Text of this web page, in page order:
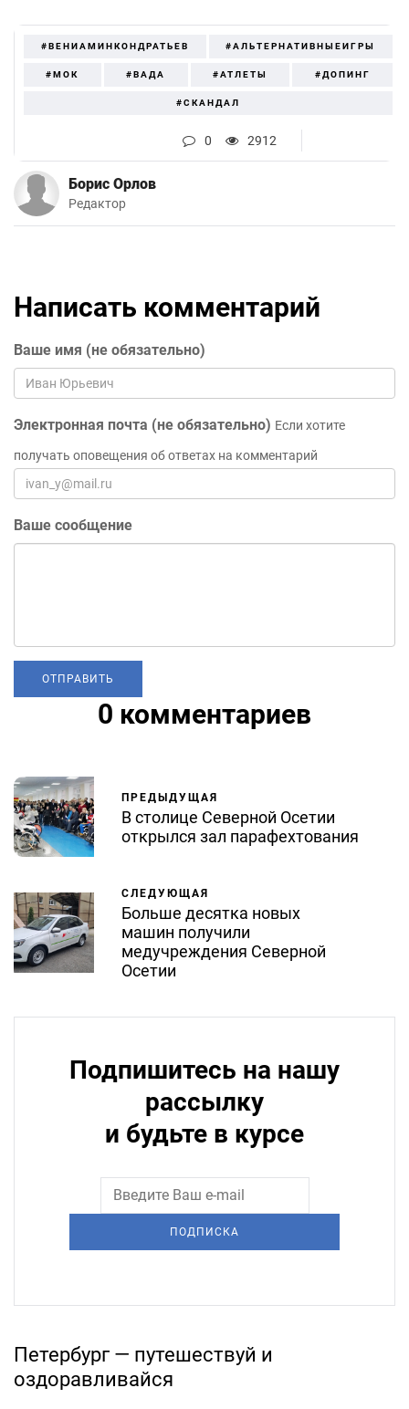
#ВЕНИАМИНКОНДРАТЬЕВ #АЛЬТЕРНАТИВНЫЕИГРЫ
#МОК #ВАДА #АТЛЕТЫ #ДОПИНГ
#СКАНДАЛ
0 2912
Борис Орлов
Редактор
Написать комментарий
Ваше имя (не обязательно)
Электронная почта (не обязательно) Если хотите
получать оповещения об ответах на комментарий
Ваше сообщение
0 комментариев
ПРЕДЫДУЩАЯ
В столице Северной Осетии
открылся зал парафехтования
СЛЕДУЮЩАЯ
Больше десятка новых
машин получили
медучреждения Северной
Осетии
Подпишитесь на нашу
рассылку
и будьте в курсе
ПОДПИСКА
Петербург — путешествуй и
оздоравливайся